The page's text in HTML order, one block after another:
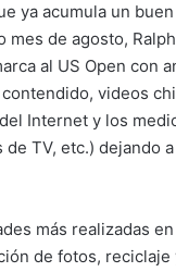
ya acumula un
mes de agosto,
al US Open con
videos
Internet y los
de TV, etc.) dejando
más realizadas
de fotos,